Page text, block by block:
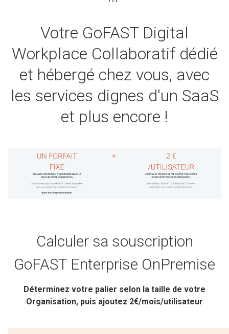
Votre GoFAST Digital
Workplace Collaboratif dédié
et hébergé chez vous, avec
les services dignes d'un SaaS
et plus encore !
Calculer sa souscription
GoFAST Enterprise OnPremise
Déterminez votre palier selon la taille de votre
Organisation, puis ajoutez 2€/mois/utilisateur